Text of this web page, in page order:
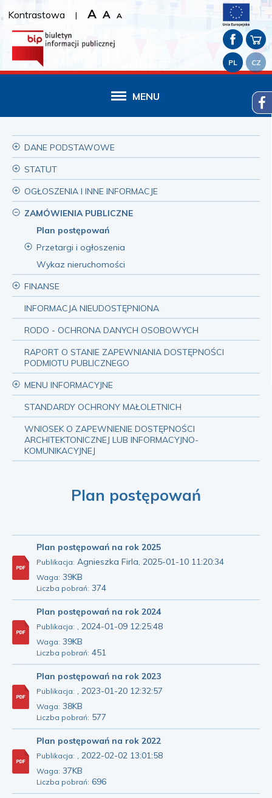
PL CZ
Kontrastowa | A A A
MENU
DANE PODSTAWOWE
STATUT
OGŁOSZENIA I INNE INFORMACJE
ZAMÓWIENIA PUBLICZNE
Plan postępowań
Przetargi i ogłoszenia
Wykaz nieruchomości
FINANSE
INFORMACJA NIEUDOSTĘPNIONA
RODO - OCHRONA DANYCH OSOBOWYCH
RAPORT O STANIE ZAPEWNIANIA DOSTĘPNOŚCI
PODMIOTU PUBLICZNEGO
MENU INFORMACYJNE
STANDARDY OCHRONY MAŁOLETNICH
WNIOSEK O ZAPEWNIENIE DOSTĘPNOŚCI
ARCHITEKTONICZNEJ LUB INFORMACYJNO-
KOMUNIKACYJNEJ
Plan postępowań
Plan postępowań na rok 2025
Publikacja: Agnieszka Firla, 2025-01-10 11:20:34
Waga: 39KB
Liczba pobrań: 374
Plan postępowań na rok 2024
Publikacja: , 2024-01-09 12:25:48
Waga: 39KB
Liczba pobrań: 451
Plan postępowań na rok 2023
Publikacja: , 2023-01-20 12:32:57
Waga: 38KB
Liczba pobrań: 577
Plan postępowań na rok 2022
Publikacja: , 2022-02-02 13:01:58
Waga: 37KB
Liczba pobrań: 696